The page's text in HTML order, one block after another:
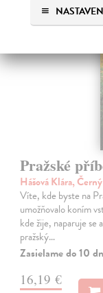
Pražské
Hášová Klára,
Víte, kde byste na
umožňovalo koním
kde žije, naparuje se
pražský…
Zasielame do 10
16,19 €